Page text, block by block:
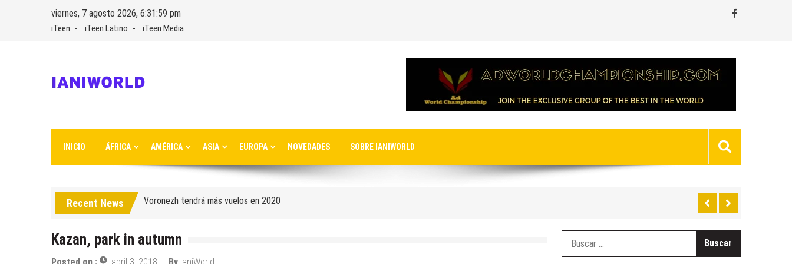
viernes, 7 agosto 2026, 6:32:00 pm
iTeen iTeen Latino iTeen Media
INICIO ÁFRICA AMÉRICA ASIA EUROPA NOVEDADES SOBRE IANIWORLD
Recent News
Turkish Airlines se trasladó al nuevo aeropuerto de Estambul
Aeroflot traslada sus vuelos internacionales a la nueva terminal C1 de Sheremetyevo
Voronezh tendrá más vuelos en 2020
Saratov tiene su nuevo aeropuerto
Kazan, park in autumn